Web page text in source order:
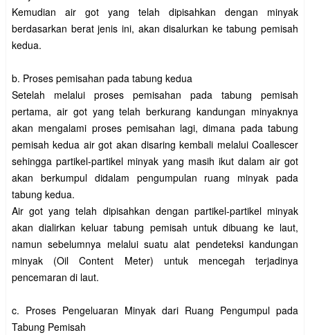
Kemudian air got yang telah dipisahkan dengan minyak
berdasarkan berat jenis ini, akan disalurkan ke tabung pemisah
kedua.
b. Proses pemisahan pada tabung kedua
Setelah melalui proses pemisahan pada tabung pemisah
pertama, air got yang telah berkurang kandungan minyaknya
akan mengalami proses pemisahan lagi, dimana pada tabung
pemisah kedua air got akan disaring kembali melalui Coallescer
sehingga partikel-partikel minyak yang masih ikut dalam air got
akan berkumpul didalam pengumpulan ruang minyak pada
tabung kedua.
Air got yang telah dipisahkan dengan partikel-partikel minyak
akan dialirkan keluar tabung pemisah untuk dibuang ke laut,
namun sebelumnya melalui suatu alat pendeteksi kandungan
minyak (Oil Content Meter) untuk mencegah terjadinya
pencemaran di laut.
c. Proses Pengeluaran Minyak dari Ruang Pengumpul pada
Tabung Pemisah